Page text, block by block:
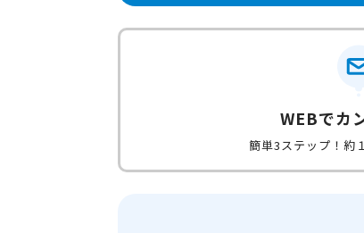
WEBでカ
簡単3ステップ！約